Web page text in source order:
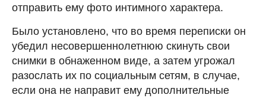
отправить ему фото интимного характера.
Было установлено, что во время переписки он
убедил несовершеннолетнюю скинуть свои
снимки в обнаженном виде, а затем угрожал
разослать их по социальным сетям, в случае,
если она не направит ему дополнительные